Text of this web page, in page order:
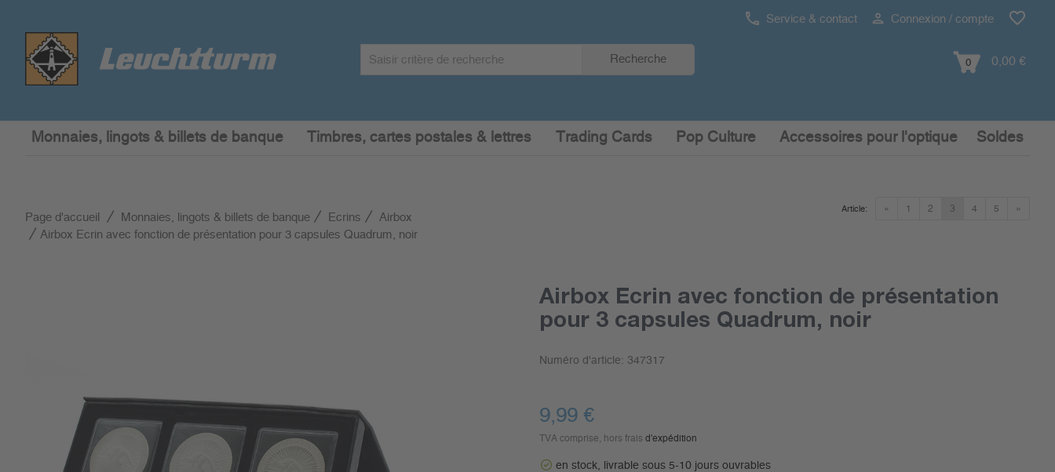
Service & contact Connexion / compte
Recherche 0 0,00 €
Monnaies, lingots & billets de banque Timbres, cartes postales & lettres Trading Cards Pop Culture Accessoires pour l'optique Soldes
Page d'accueil Monnaies, lingots & billets de banque Ecrins
Airbox
Airbox Ecrin avec fonction de présentation pour 3 capsules Quadrum, noir
« 1 2 3 4 5 »
Article:
Airbox Ecrin avec fonction de présentation
pour 3 capsules Quadrum, noir
Numéro d'article: 347317
9,99 €
TVA comprise, hors frais d'expédition
en stock, livrable sous 5-10 jours ouvrables